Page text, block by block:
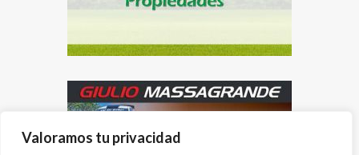
Valoramos tu privacidad